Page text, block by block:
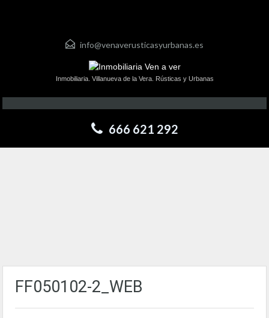
info@venaverusticasyurbanas.es
Inmobiliaria. Villanueva de la Vera. Rústicas y Urbanas
666 621 292
FF050102-2_WEB